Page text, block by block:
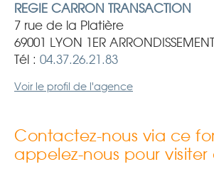
REGIE CARRON TRANSACTION
7 rue de la Platière
69001 LYON 1ER ARRONDISSEMENT
Tél : 04.37.26.21.83
Voir le profil de l'agence
Contactez-nous via ce
appelez-nous pour